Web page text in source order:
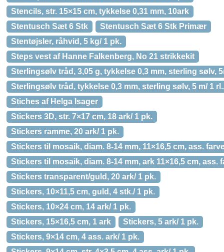
Stencils, str. 15×15 cm, tykkelse 0,31 mm, 10ark
Stentusch Sæt 6 Stk
Stentusch Sæt 6 Stk Primær
Stentøjsler, råhvid, 5 kg/ 1 pk.
Steps vest af Hanne Falkenberg, No 21 strikkekit
Sterlingsølv tråd, 3,05 g, tykkelse 0,3 mm, sterling sølv,
Sterlingsølv tråd, tykkelse 0,3 mm, sterling sølv, 5 m/ 1
Stiches af Helga Isager
Stickers 3D, str. 7×17 cm, 18 ark/ 1 pk.
Stickers ramme, 20 ark/ 1 pk.
Stickers til mosaik, diam. 8-14 mm, 11×16,5 cm, ass.
Stickers til mosaik, diam. 8-14 mm, ark 11×16,5 cm, ass.
Stickers transparent/guld, 20 ark/ 1 pk.
Stickers, 10×11,5 cm, guld, 4 stk./ 1 pk.
Stickers, 10×24 cm, 14 ark/ 1 pk.
Stickers, 15×16,5 cm, 1 ark
Stickers, 5 ark/ 1 pk.
Stickers, 9×14 cm, 4 ass. ark/ 1 pk.